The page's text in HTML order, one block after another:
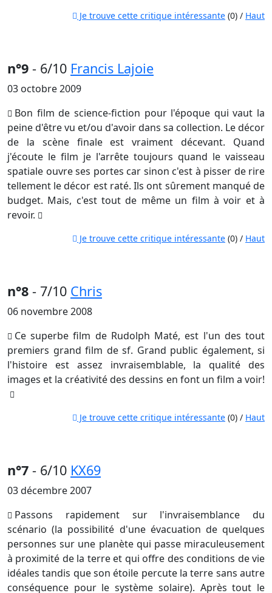
Je trouve cette critique intéressante (0) / Haut
n°9 - 6/10 Francis Lajoie
03 octobre 2009
Bon film de science-fiction pour l'époque qui vaut la
peine d'être vu et/ou d'avoir dans sa collection. Le décor
de la scène finale est vraiment décevant. Quand
j'écoute le film je l'arrête toujours quand le vaisseau
spatiale ouvre ses portes car sinon c'est à pisser de rire
tellement le décor est raté. Ils ont sûrement manqué de
budget. Mais, c'est tout de même un film à voir et à
revoir.
Je trouve cette critique intéressante (0) / Haut
n°8 - 7/10 Chris
06 novembre 2008
Ce superbe film de Rudolph Maté, est l'un des tout
premiers grand film de sf. Grand public également, si
l'histoire est assez invraisemblable, la qualité des
images et la créativité des dessins en font un film a voir!
Je trouve cette critique intéressante (0) / Haut
n°7 - 6/10 KX69
03 décembre 2007
Passons rapidement sur l'invraisemblance du
scénario (la possibilité d'une évacuation de quelques
personnes sur une planète qui passe miraculeusement
à proximité de la terre et qui offre des conditions de vie
idéales tandis que son étoile percute la terre sans autre
conséquence pour le système solaire). Après tout le